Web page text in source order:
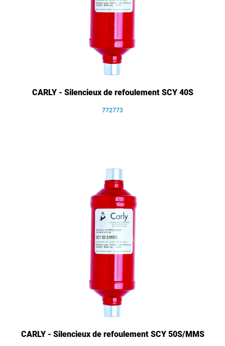
CARLY - Silencieux de refoulement SCY 40S
772773
CARLY - Silencieux de refoulement SCY 50S/MMS